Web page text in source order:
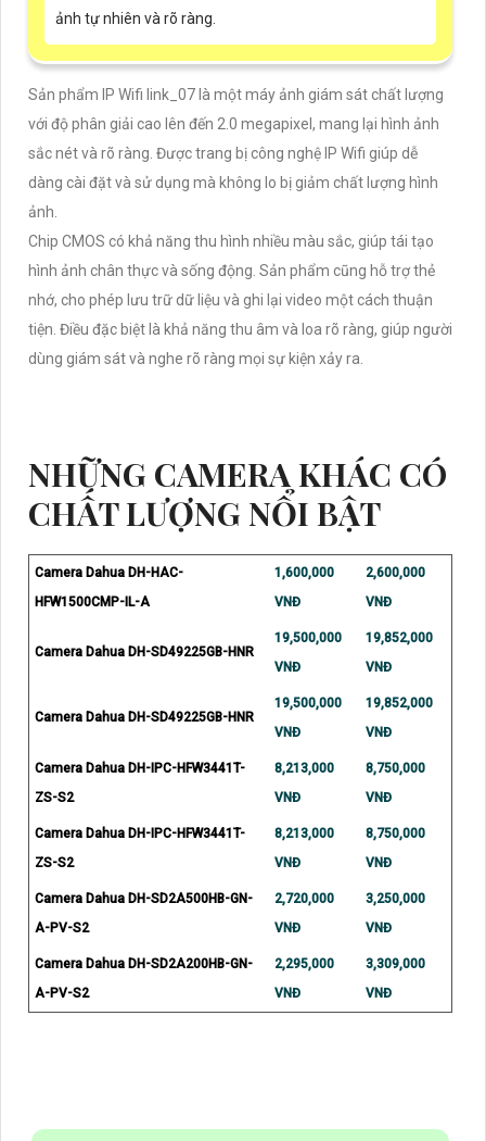
ảnh tự nhiên và rõ ràng.
Sản phẩm IP Wifi link_07 là một máy ảnh giám sát chất lượng
với độ phân giải cao lên đến 2.0 megapixel, mang lại hình ảnh
sắc nét và rõ ràng. Được trang bị công nghệ IP Wifi giúp dễ
dàng cài đặt và sử dụng mà không lo bị giảm chất lượng hình
ảnh.
Chip CMOS có khả năng thu hình nhiều màu sắc, giúp tái tạo
hình ảnh chân thực và sống động. Sản phẩm cũng hỗ trợ thẻ
nhớ, cho phép lưu trữ dữ liệu và ghi lại video một cách thuận
tiện. Điều đặc biệt là khả năng thu âm và loa rõ ràng, giúp người
dùng giám sát và nghe rõ ràng mọi sự kiện xảy ra.
NHỮNG CAMERA KHÁC CÓ
CHẤT LƯỢNG NỔI BẬT
Camera Dahua DH-HAC-
HFW1500CMP-IL-A
1,600,000
VNĐ
2,600,000
VNĐ
Camera Dahua DH-SD49225GB-HNR
19,500,000
VNĐ
19,852,000
VNĐ
Camera Dahua DH-SD49225GB-HNR
19,500,000
VNĐ
19,852,000
VNĐ
Camera Dahua DH-IPC-HFW3441T-
ZS-S2
8,213,000
VNĐ
8,750,000
VNĐ
Camera Dahua DH-IPC-HFW3441T-
ZS-S2
8,213,000
VNĐ
8,750,000
VNĐ
Camera Dahua DH-SD2A500HB-GN-
A-PV-S2
2,720,000
VNĐ
3,250,000
VNĐ
Camera Dahua DH-SD2A200HB-GN-
A-PV-S2
2,295,000
VNĐ
3,309,000
VNĐ